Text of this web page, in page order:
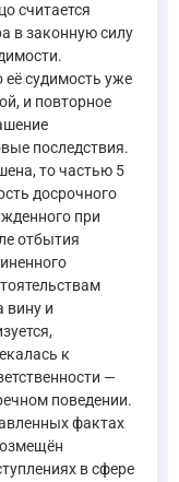
считается
в законную силу
судимость уже
и повторное
последствия.
то частью 5
досрочного
при
отбытия
вину и
к
—
поведении.
фактах
в сфере